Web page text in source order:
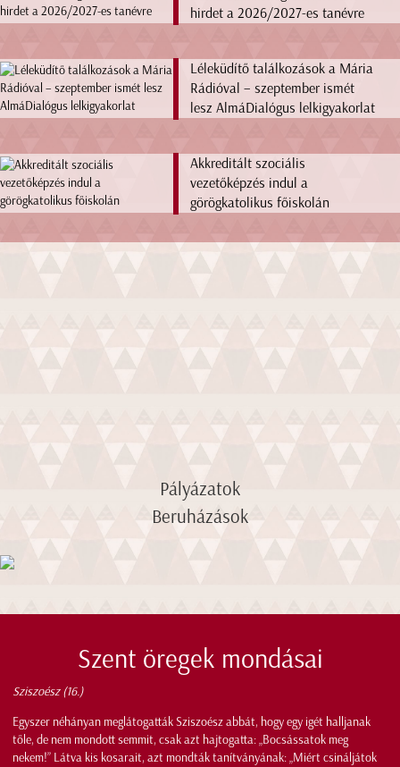
hirdet a 2026/2027-es tanévre
Léleküdítő találkozások a Mária
Rádióval – szeptember ismét
lesz AlmáDialógus lelkigyakorlat
Akkreditált szociális
vezetőképzés indul a
görögkatolikus főiskolán
Pályázatok
Beruházások
Szent öregek mondásai
Sziszoész (16.)
Egyszer néhányan meglátogatták Sziszoész abbát, hogy egy igét halljanak
tőle, de nem mondott semmit, csak azt hajtogatta: „Bocsássatok meg
nekem!” Látva kis kosarait, azt mondták tanítványának: „Miért csináljátok